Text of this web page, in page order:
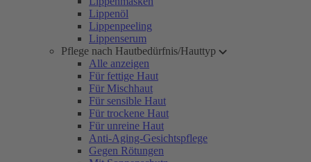
Lippenöl
Lippenpeeling
Lippenserum
Pflege nach Hautbedürfnis/Hauttyp
Alle anzeigen
Für fettige Haut
Für Mischhaut
Für sensible Haut
Für trockene Haut
Für unreine Haut
Anti-Aging-Gesichtspflege
Gegen Rötungen